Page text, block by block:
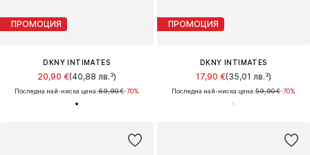
ПРОМОЦИЯ
DKNY INTIMATES
20,90 €(40,88 лв.³)
Последна най-ниска цена:69,90 €-70%
ПРОМОЦИЯ
DKNY INTIMATES
17,90 €(35,01 лв.³)
Последна най-ниска цена:59,90 €-70%